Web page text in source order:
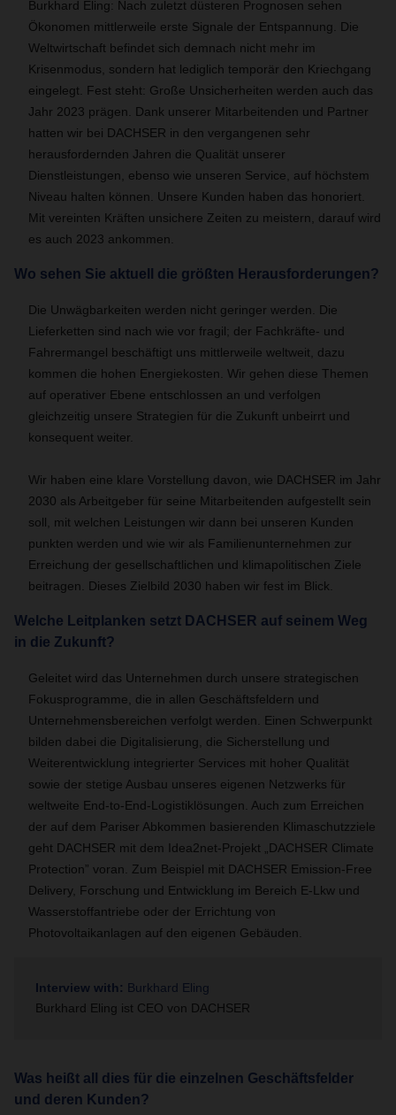
Burkhard Eling: Nach zuletzt düsteren Prognosen sehen
Ökonomen mittlerweile erste Signale der Entspannung. Die
Weltwirtschaft befindet sich demnach nicht mehr im
Krisenmodus, sondern hat lediglich temporär den Kriechgang
eingelegt. Fest steht: Große Unsicherheiten werden auch das
Jahr 2023 prägen. Dank unserer Mitarbeitenden und Partner
hatten wir bei DACHSER in den vergangenen sehr
herausfordernden Jahren die Qualität unserer
Dienstleistungen, ebenso wie unseren Service, auf höchstem
Niveau halten können. Unsere Kunden haben das honoriert.
Mit vereinten Kräften unsichere Zeiten zu meistern, darauf wird
es auch 2023 ankommen.
Wo sehen Sie aktuell die größten Herausforderungen?
Die Unwägbarkeiten werden nicht geringer werden. Die
Lieferketten sind nach wie vor fragil; der Fachkräfte- und
Fahrermangel beschäftigt uns mittlerweile weltweit, dazu
kommen die hohen Energiekosten. Wir gehen diese Themen
auf operativer Ebene entschlossen an und verfolgen
gleichzeitig unsere Strategien für die Zukunft unbeirrt und
konsequent weiter.
Wir haben eine klare Vorstellung davon, wie DACHSER im Jahr
2030 als Arbeitgeber für seine Mitarbeitenden aufgestellt sein
soll, mit welchen Leistungen wir dann bei unseren Kunden
punkten werden und wie wir als Familienunternehmen zur
Erreichung der gesellschaftlichen und klimapolitischen Ziele
beitragen. Dieses Zielbild 2030 haben wir fest im Blick.
Welche Leitplanken setzt DACHSER auf seinem Weg
in die Zukunft?
Geleitet wird das Unternehmen durch unsere strategischen
Fokusprogramme, die in allen Geschäftsfeldern und
Unternehmensbereichen verfolgt werden. Einen Schwerpunkt
bilden dabei die Digitalisierung, die Sicherstellung und
Weiterentwicklung integrierter Services mit hoher Qualität
sowie der stetige Ausbau unseres eigenen Netzwerks für
weltweite End-to-End-Logistiklösungen. Auch zum Erreichen
der auf dem Pariser Abkommen basierenden Klimaschutzziele
geht DACHSER mit dem Idea2net-Projekt „DACHSER Climate
Protection” voran. Zum Beispiel mit DACHSER Emission-Free
Delivery, Forschung und Entwicklung im Bereich E-Lkw und
Wasserstoffantriebe oder der Errichtung von
Photovoltaikanlagen auf den eigenen Gebäuden.
Interview with: Burkhard Eling
Burkhard Eling ist CEO von DACHSER
Was heißt all dies für die einzelnen Geschäftsfelder
und deren Kunden?